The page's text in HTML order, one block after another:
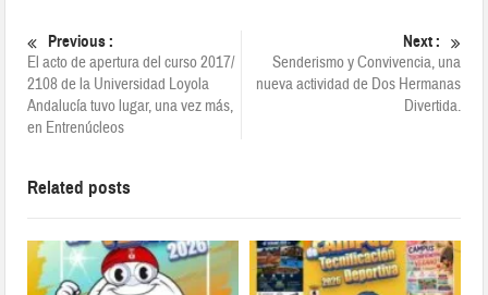
Previous :
El acto de apertura del curso 2017/
2108 de la Universidad Loyola
Andalucía tuvo lugar, una vez más,
en Entrenúcleos
Next :
Senderismo y Convivencia, una
nueva actividad de Dos Hermanas
Divertida.
Related posts